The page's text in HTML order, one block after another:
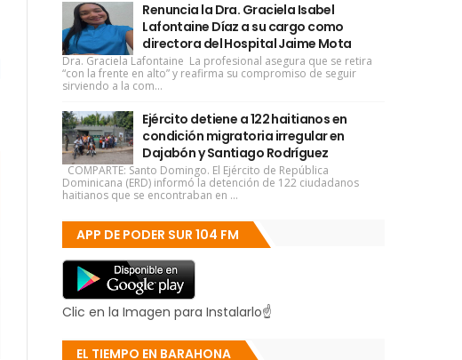
Renuncia la Dra. Graciela Isabel
Lafontaine Díaz a su cargo como
directora del Hospital Jaime Mota
Dra. Graciela Lafontaine La profesional asegura que se retira
“con la frente en alto” y reafirma su compromiso de seguir
sirviendo a la com...
Ejército detiene a 122 haitianos en
condición migratoria irregular en
Dajabón y Santiago Rodríguez
COMPARTE: Santo Domingo. El Ejército de República
Dominicana (ERD) informó la detención de 122 ciudadanos
haitianos que se encontraban en ...
APP DE PODER SUR 104 FM
Clic en la Imagen para Instalarlo☝
EL TIEMPO EN BARAHONA